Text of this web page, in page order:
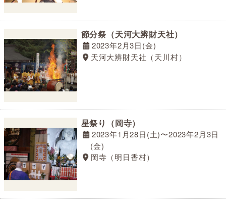
節分祭（天河大辨財天社）
2023年2月3日(金)
天河大辨財天社（天川村）
星祭り（岡寺）
2023年1月28日(土)〜2023年2月3日
(金)
岡寺（明日香村）